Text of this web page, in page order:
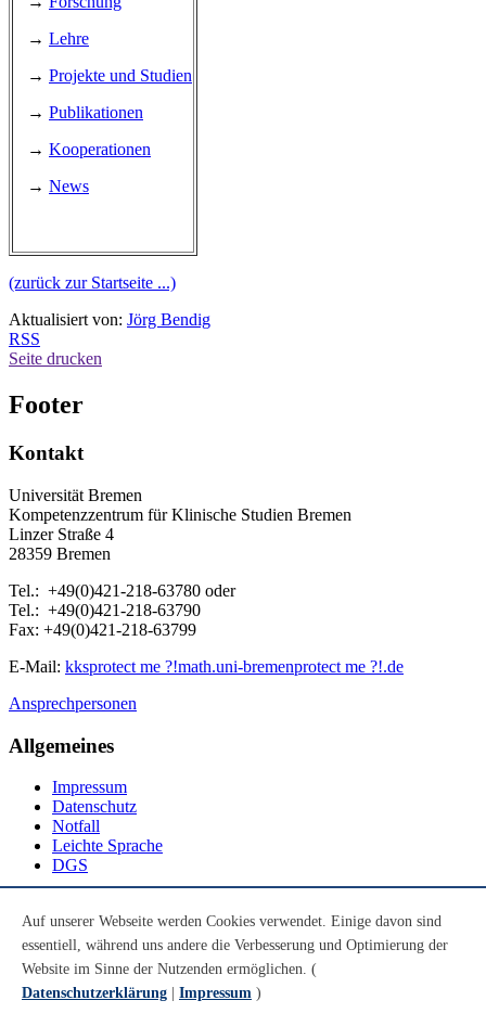
→ Lehre
→ Projekte und Studien
→ Publikationen
→ Kooperationen
→ News
(zurück zur Startseite ...)
Aktualisiert von: Jörg Bendig
RSS
Seite drucken
Footer
Kontakt
Universität Bremen
Kompetenzzentrum für Klinische Studien Bremen
Linzer Straße 4
28359 Bremen
Tel.: +49(0)421-218-63780 oder
Tel.: +49(0)421-218-63790
Fax: +49(0)421-218-63799
E-Mail: kksprotect me ?!math.uni-bremenprotect me ?!.de
Ansprechpersonen
Allgemeines
Impressum
Datenschutz
Notfall
Leichte Sprache
DGS
Youtube
Instagram
LinkedIn
Auf unserer Webseite werden Cookies verwendet. Einige davon sind
essentiell, während uns andere die Verbesserung und Optimierung der
Website im Sinne der Nutzenden ermöglichen. (
Datenschutzerklärung
Impressum )